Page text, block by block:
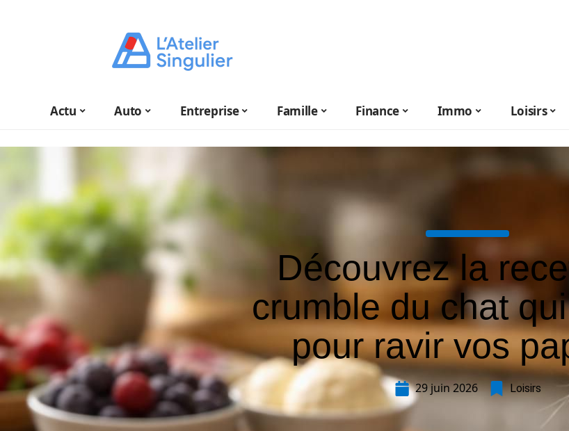
Actu Auto Entreprise Famille Finance Immo Loisirs
Découvrez la
crumble du chat
pour ravir vos
29 juin 2026 Loisirs